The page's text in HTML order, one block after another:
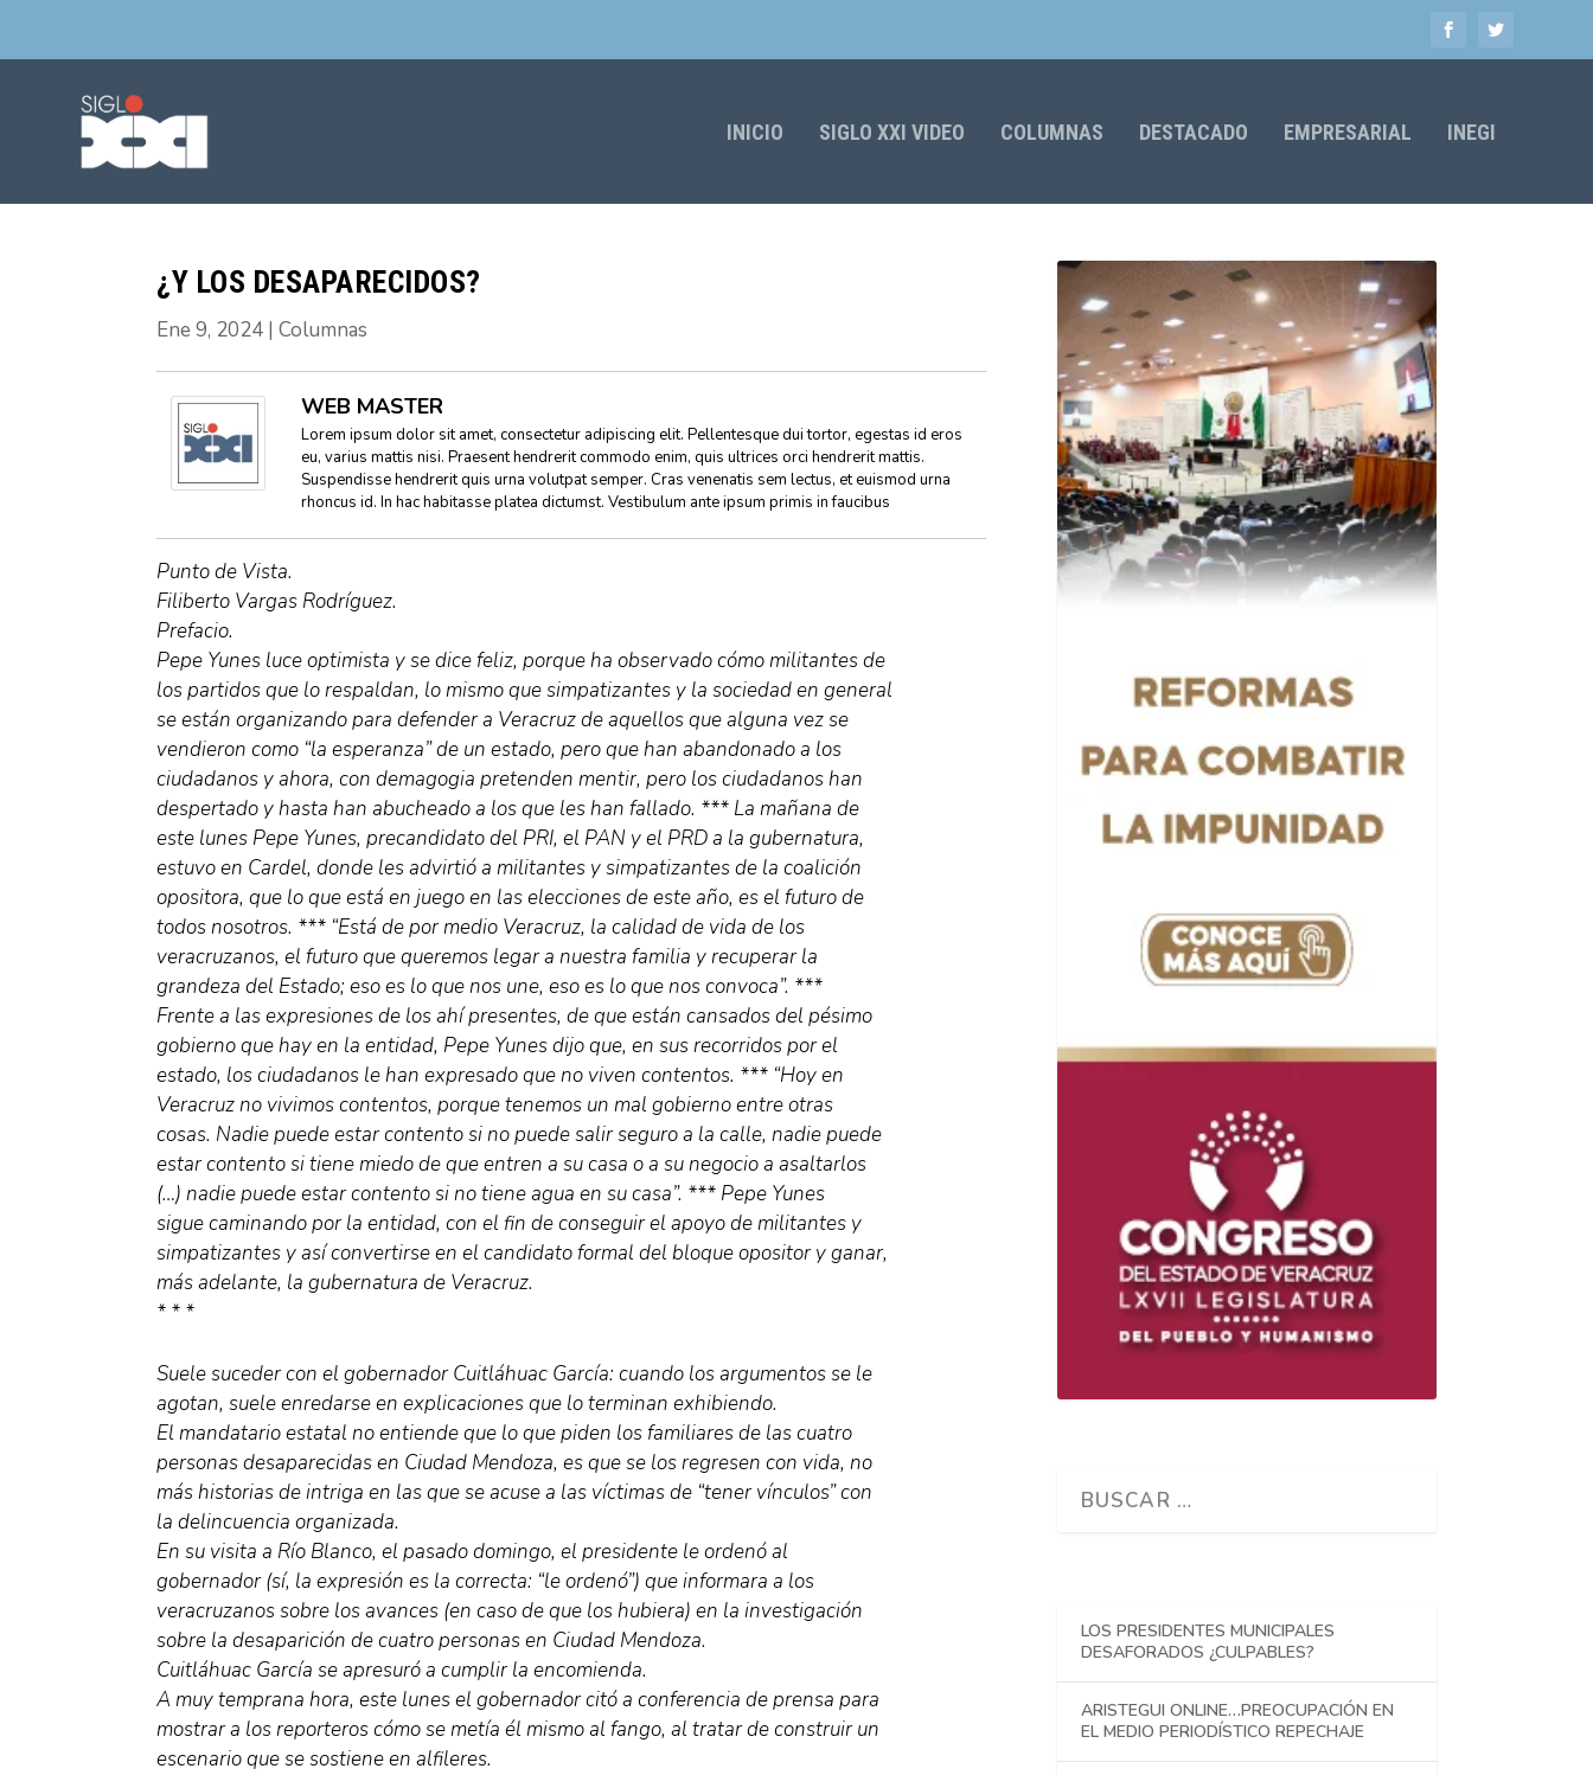
INICIO SIGLO XXI VIDEO COLUMNAS DESTACADO EMPRESARIAL INEGI
¿Y LOS DESAPARECIDOS?
Ene 9, 2024 | Columnas
WEB MASTER
Lorem ipsum dolor sit amet, consectetur adipiscing elit. Pellentesque dui tortor, egestas id eros
eu, varius mattis nisi. Praesent hendrerit commodo enim, quis ultrices orci hendrerit mattis.
Suspendisse hendrerit quis urna volutpat semper. Cras venenatis sem lectus, et euismod urna
rhoncus id. In hac habitasse platea dictumst. Vestibulum ante ipsum primis in faucibus
Punto de Vista.
Filiberto Vargas Rodríguez.
Prefacio.
Pepe Yunes luce optimista y se dice feliz, porque ha observado cómo militantes de
los partidos que lo respaldan, lo mismo que simpatizantes y la sociedad en general
se están organizando para defender a Veracruz de aquellos que alguna vez se
vendieron como “la esperanza” de un estado, pero que han abandonado a los
ciudadanos y ahora, con demagogia pretenden mentir, pero los ciudadanos han
despertado y hasta han abucheado a los que les han fallado. *** La mañana de
este lunes Pepe Yunes, precandidato del PRI, el PAN y el PRD a la gubernatura,
estuvo en Cardel, donde les advirtió a militantes y simpatizantes de la coalición
opositora, que lo que está en juego en las elecciones de este año, es el futuro de
todos nosotros. *** “Está de por medio Veracruz, la calidad de vida de los
veracruzanos, el futuro que queremos legar a nuestra familia y recuperar la
grandeza del Estado; eso es lo que nos une, eso es lo que nos convoca”. ***
Frente a las expresiones de los ahí presentes, de que están cansados del pésimo
gobierno que hay en la entidad, Pepe Yunes dijo que, en sus recorridos por el
estado, los ciudadanos le han expresado que no viven contentos. *** “Hoy en
Veracruz no vivimos contentos, porque tenemos un mal gobierno entre otras
cosas. Nadie puede estar contento si no puede salir seguro a la calle, nadie puede
estar contento si tiene miedo de que entren a su casa o a su negocio a asaltarlos
(…) nadie puede estar contento si no tiene agua en su casa”. *** Pepe Yunes
sigue caminando por la entidad, con el fin de conseguir el apoyo de militantes y
simpatizantes y así convertirse en el candidato formal del bloque opositor y ganar,
más adelante, la gubernatura de Veracruz.
* * *
Suele suceder con el gobernador Cuitláhuac García: cuando los argumentos se le
agotan, suele enredarse en explicaciones que lo terminan exhibiendo.
El mandatario estatal no entiende que lo que piden los familiares de las cuatro
personas desaparecidas en Ciudad Mendoza, es que se los regresen con vida, no
más historias de intriga en las que se acuse a las víctimas de “tener vínculos” con
la delincuencia organizada.
En su visita a Río Blanco, el pasado domingo, el presidente le ordenó al
gobernador (sí, la expresión es la correcta: “le ordenó”) que informara a los
veracruzanos sobre los avances (en caso de que los hubiera) en la investigación
sobre la desaparición de cuatro personas en Ciudad Mendoza.
Cuitláhuac García se apresuró a cumplir la encomienda.
A muy temprana hora, este lunes el gobernador citó a conferencia de prensa para
mostrar a los reporteros cómo se metía él mismo al fango, al tratar de construir un
escenario que se sostiene en alfileres.
LOS PRESIDENTES MUNICIPALES
DESAFORADOS ¿CULPABLES?
ARISTEGUI ONLINE…PREOCUPACIÓN EN
EL MEDIO PERIODÍSTICO REPECHAJE